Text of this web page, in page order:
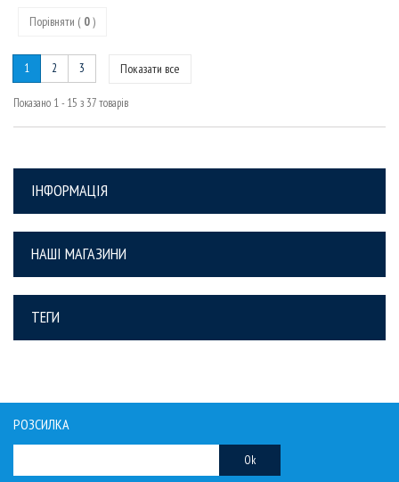
Порівняти ( 0)
Показати все
1 2 3
Показано 1 - 15 з 37 товарів
ІНФОРМАЦІЯ
НАШІ МАГАЗИНИ
ТЕГИ
РОЗСИЛКА
Ok